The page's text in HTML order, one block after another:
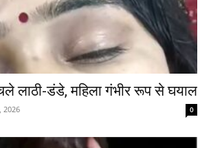
लाठी-डंडे, महिला गंभीर रूप से घयाल
2026 0